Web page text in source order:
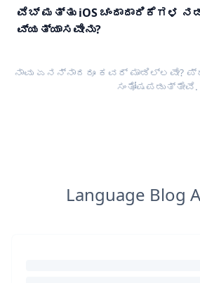
ವೆಬ್ ಮತ್ತು iOS ಚಂದಾದಾರಿಕೆಗಳ
ವ್ಯತ್ಯಾಸವೇನು?
ನಾವು ಏನನ್ನಾದರೂ ಕವರ್ ಮಾಡಿಲ್ಲವೇ?
ಸಂತೋಷಪಡುತ್ತೇವೆ.
Language Blog